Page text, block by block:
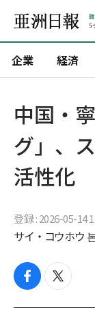
企業 経済
中国・
グ」、
活性化
登録 : 2026-05-14
サイ・コウホウ
f
c
t
i